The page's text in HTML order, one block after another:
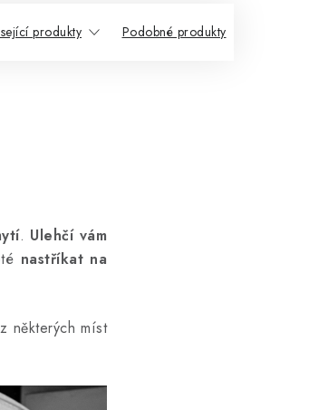
produkty Podobné produkty
. Ulehčí vám
nastříkat na
některých míst